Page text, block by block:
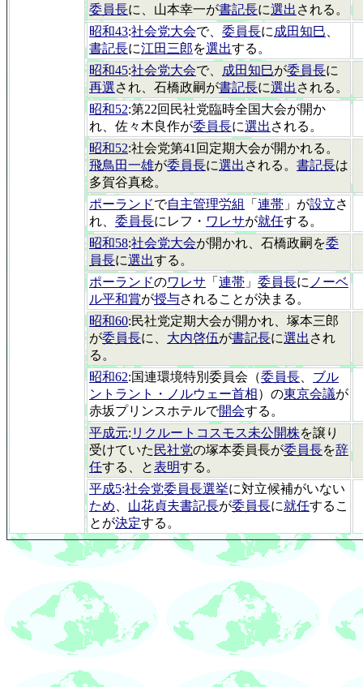
委員長に、山本幸一が書記長に選出 される。
昭和43:社会党大会で、 委員長に 成田知巳
書記長に江田三郎を選出する。
昭和45:社会党大会で、 成田知巳が委員長に
再選され、石橋政嗣が書記長に選出 される。
昭和52:第22回民社党臨時全国大会が開か
れ、佐々木良作が委員長に選出 される。
昭和52:社会党第41回定期大会が開かれる。
飛鳥田一雄が委員長に選出 される。 書記長は
多賀谷真稔。
ポーランドで自主管理労組 「 連帯 」が設立さ
れ、 委員長にレフ・ ワレサが就任する。
昭和58:社会党大会が開かれ、石橋政嗣を委
員長に選出する。
ポーランドのワレサ 「 連帯 」 委員長に ノーベ
ル平和賞が授与されることが決まる。
昭和60:民社党定期大会が開かれ、塚本三郎
が委員長に、 大内啓伍が書記長に選出 され
る。
昭和62:国連環境特別委員会（委員長
ブル
ントラント・ノルウェー首相）の東京会議が
赤坂プリンスホテルで開会する。
平成元: リクルートコスモス未公開株を譲り
受けていた 民社党の塚本委員長が委員長を辞
任する、と表明する。
平成5:社会党委員長選挙に対立候補がいない
ため
山花貞夫書記長が委員長に就任するこ
とが決定する。